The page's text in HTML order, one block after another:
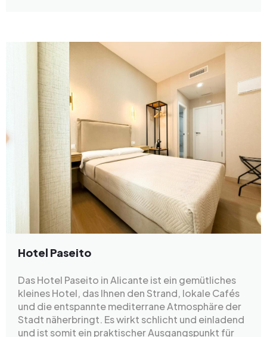
Hotel Paseito
Das Hotel Paseito in Alicante ist ein gemütliches
kleines Hotel, das Ihnen den Strand, lokale Cafés
und die entspannte mediterrane Atmosphäre der
Stadt näherbringt. Es wirkt schlicht und einladend
und ist somit ein praktischer Ausgangspunkt für